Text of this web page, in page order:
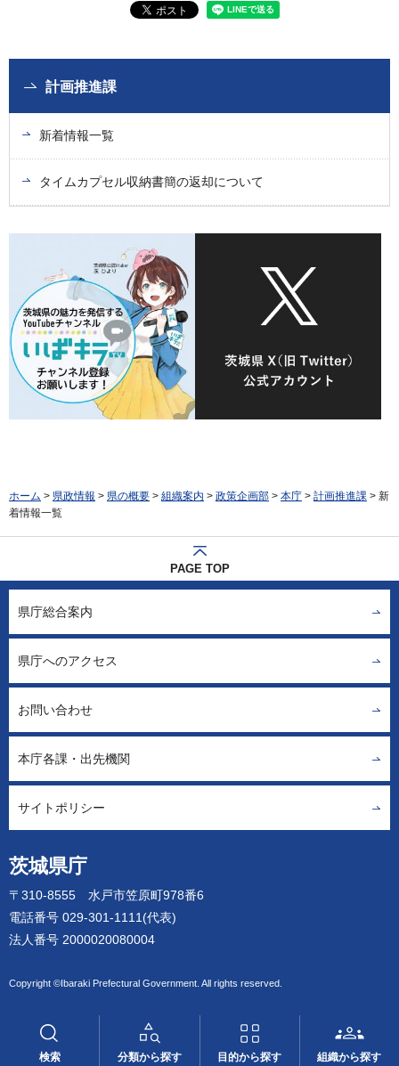
検索 分類から探す 目的から探す 組織から探す
計画推進課
新着情報一覧
タイムカプセル収納書簡の返却について
ホーム > 県政情報 > 県の概要 > 組織案内 > 政策企画部 > 本庁 > 計画推進課 > 新
着情報一覧
PAGE TOP
茨城県庁
〒310-8555 水戸市笠原町978番6
電話番号 029-301-1111(代表)
法人番号 2000020080004
Copyright ©Ibaraki Prefectural Government. All rights reserved.
県庁総合案内
県庁へのアクセス
お問い合わせ
本庁各課・出先機関
サイトポリシー